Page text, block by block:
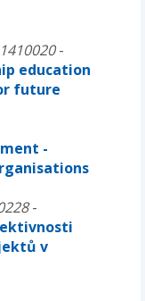
-
education
future
-
-
v